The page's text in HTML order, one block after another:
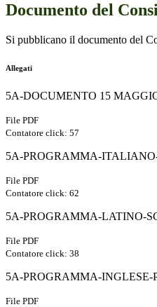
Documento del
Si pubblicano il documento del
Allegati
5A-DOCUMENTO 15
File PDF
Contatore click: 57
5A-PROGRAMMA-
File PDF
Contatore click: 62
5A-PROGRAMMA-LATINO-
File PDF
Contatore click: 38
5A-PROGRAMMA-INGLESE-
File PDF